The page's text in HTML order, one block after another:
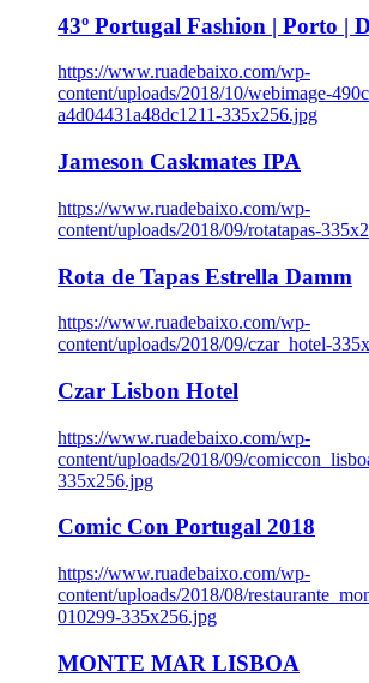
43º Portugal Fashion | Porto |
https://www.ruadebaixo.com/wp-
content/uploads/2018/10/webimage-
a4d04431a48dc1211-335x256.jpg
Jameson Caskmates IPA
https://www.ruadebaixo.com/wp-
content/uploads/2018/09/rotatapas-
Rota de Tapas Estrella Damm
https://www.ruadebaixo.com/wp-
content/uploads/2018/09/czar_hotel-
Czar Lisbon Hotel
https://www.ruadebaixo.com/wp-
content/uploads/2018/09/
335x256.jpg
Comic Con Portugal 2018
https://www.ruadebaixo.com/wp-
content/uploads/2018/08/
010299-335x256.jpg
MONTE MAR LISBOA